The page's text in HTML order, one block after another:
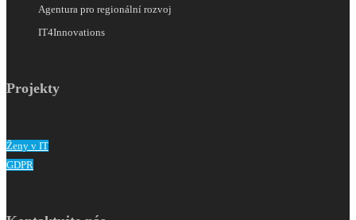
Agentura pro regionální rozvoj
IT4Innovations
Projekty
Ženy v IT
GDPR